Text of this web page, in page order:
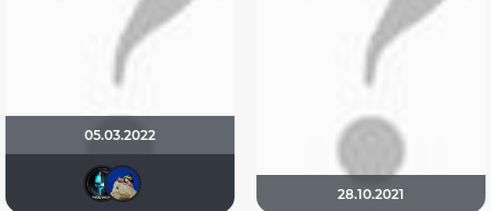
05.03.2022
Tematik
didak2002
28.10.2021